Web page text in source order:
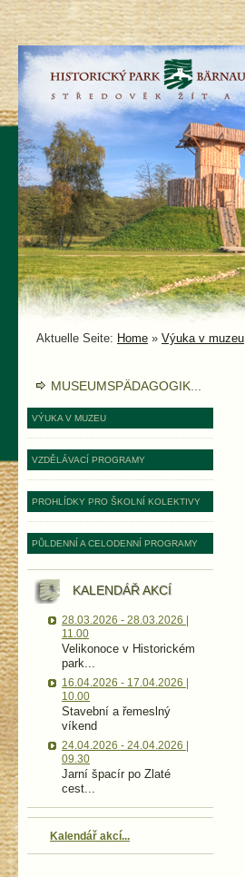
Aktuelle Seite: Home » Výuka v muzeu
MUSEUMSPÄDAGOGIK...
VÝUKA V MUZEU
VZDĚLÁVACÍ PROGRAMY
PROHLÍDKY PRO ŠKOLNÍ KOLEKTIVY
PŮLDENNÍ A CELODENNÍ PROGRAMY
KALENDÁŘ AKCÍ
28.03.2026 - 28.03.2026 |
11.00
Velikonoce v Historickém
park...
16.04.2026 - 17.04.2026 |
10.00
Stavební a řemeslný
víkend
24.04.2026 - 24.04.2026 |
09.30
Jarní špacír po Zlaté
cest...
Kalendář akcí...